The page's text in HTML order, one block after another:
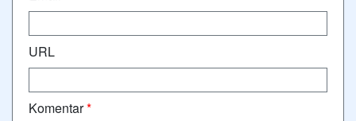
URL
Komentar*